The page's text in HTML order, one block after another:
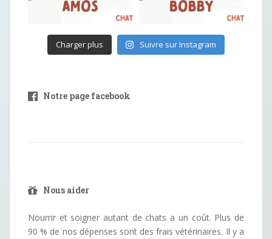
Charger plus Suivre sur Instagram
Notre page facebook
Nous aider
Nourrir et soigner autant de chats a un coût. Plus de
90 % de nos dépenses sont des frais vétérinaires. Il y a